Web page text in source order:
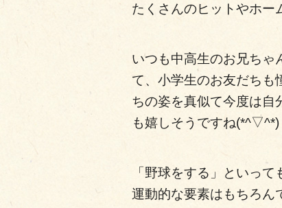
たくさんのヒットやホー
いつも中高生のお兄ちゃ
て、小学生のお友だちも
ちの姿を真似て今度は自
も嬉しそうですね(*^▽^*)
「野球をする」といっ
運動的な要素はもちろん